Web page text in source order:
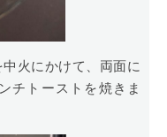
火にかけて、両面に
チトーストを焼きま